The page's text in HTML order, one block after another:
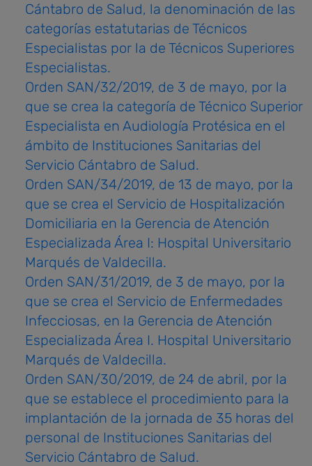
Cántabro de Salud, la denominación de las
categorías estatutarias de Técnicos
Especialistas por la de Técnicos Superiores
Especialistas.
Orden SAN/32/2019, de 3 de mayo, por la
que se crea la categoría de Técnico Superior
Especialista en Audiología Protésica en el
ámbito de Instituciones Sanitarias del
Servicio Cántabro de Salud.
Orden SAN/34/2019, de 13 de mayo, por la
que se crea el Servicio de Hospitalización
Domiciliaria en la Gerencia de Atención
Especializada Área I: Hospital Universitario
Marqués de Valdecilla.
Orden SAN/31/2019, de 3 de mayo, por la
que se crea el Servicio de Enfermedades
Infecciosas, en la Gerencia de Atención
Especializada Área I. Hospital Universitario
Marqués de Valdecilla.
Orden SAN/30/2019, de 24 de abril, por la
que se establece el procedimiento para la
implantación de la jornada de 35 horas del
personal de Instituciones Sanitarias del
Servicio Cántabro de Salud.